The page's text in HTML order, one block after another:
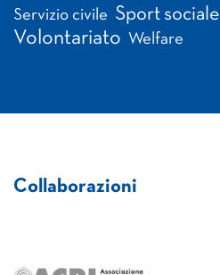
Servizio civile Sport sociale
Volontariato Welfare
Collaborazioni